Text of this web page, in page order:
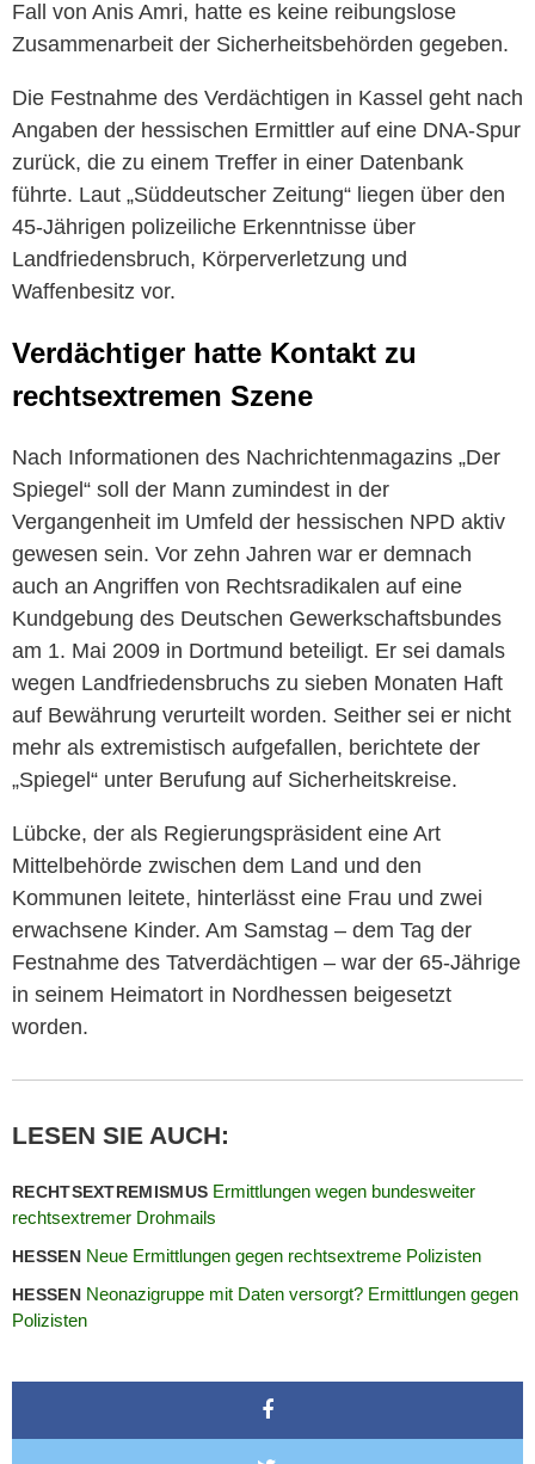
Fall von Anis Amri, hatte es keine reibungslose
Zusammenarbeit der Sicherheitsbehörden gegeben.
Die Festnahme des Verdächtigen in Kassel geht nach
Angaben der hessischen Ermittler auf eine DNA-Spur
zurück, die zu einem Treffer in einer Datenbank
führte. Laut „Süddeutscher Zeitung“ liegen über den
45-Jährigen polizeiliche Erkenntnisse über
Landfriedensbruch, Körperverletzung und
Waffenbesitz vor.
Verdächtiger hatte Kontakt zu
rechtsextremen Szene
Nach Informationen des Nachrichtenmagazins „Der
Spiegel“ soll der Mann zumindest in der
Vergangenheit im Umfeld der hessischen NPD aktiv
gewesen sein. Vor zehn Jahren war er demnach
auch an Angriffen von Rechtsradikalen auf eine
Kundgebung des Deutschen Gewerkschaftsbundes
am 1. Mai 2009 in Dortmund beteiligt. Er sei damals
wegen Landfriedensbruchs zu sieben Monaten Haft
auf Bewährung verurteilt worden. Seither sei er nicht
mehr als extremistisch aufgefallen, berichtete der
„Spiegel“ unter Berufung auf Sicherheitskreise.
Lübcke, der als Regierungspräsident eine Art
Mittelbehörde zwischen dem Land und den
Kommunen leitete, hinterlässt eine Frau und zwei
erwachsene Kinder. Am Samstag – dem Tag der
Festnahme des Tatverdächtigen – war der 65-Jährige
in seinem Heimatort in Nordhessen beigesetzt
worden.
LESEN SIE AUCH:
RECHTSEXTREMISMUS Ermittlungen wegen bundesweiter
rechtsextremer Drohmails
HESSEN Neue Ermittlungen gegen rechtsextreme Polizisten
HESSEN Neonazigruppe mit Daten versorgt? Ermittlungen gegen
Polizisten